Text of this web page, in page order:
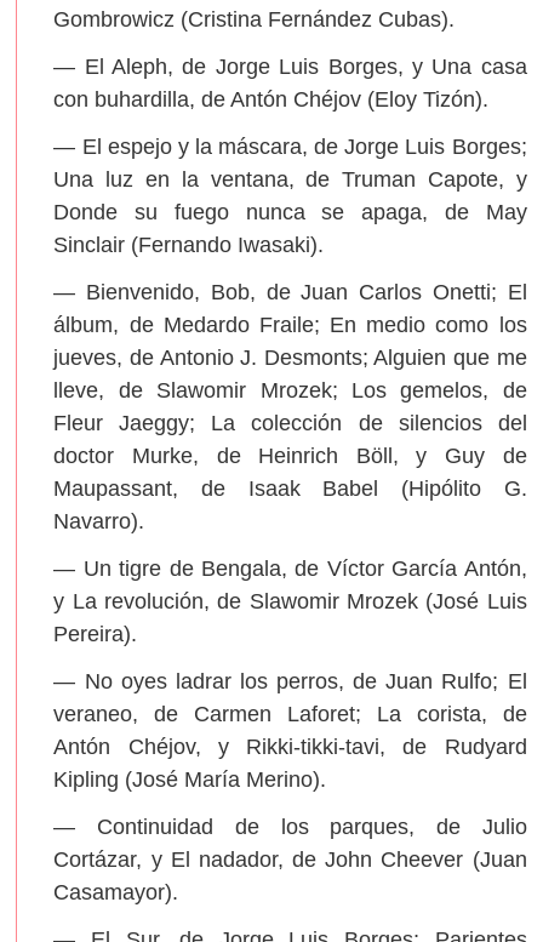
Gombrowicz (Cristina Fernández Cubas).
— El Aleph, de Jorge Luis Borges, y Una casa
con buhardilla, de Antón Chéjov (Eloy Tizón).
— El espejo y la máscara, de Jorge Luis Borges;
Una luz en la ventana, de Truman Capote, y
Donde su fuego nunca se apaga, de May
Sinclair (Fernando Iwasaki).
— Bienvenido, Bob, de Juan Carlos Onetti; El
álbum, de Medardo Fraile; En medio como los
jueves, de Antonio J. Desmonts; Alguien que me
lleve, de Slawomir Mrozek; Los gemelos, de
Fleur Jaeggy; La colección de silencios del
doctor Murke, de Heinrich Böll, y Guy de
Maupassant, de Isaak Babel (Hipólito G.
Navarro).
— Un tigre de Bengala, de Víctor García Antón,
y La revolución, de Slawomir Mrozek (José Luis
Pereira).
— No oyes ladrar los perros, de Juan Rulfo; El
veraneo, de Carmen Laforet; La corista, de
Antón Chéjov, y Rikki-tikki-tavi, de Rudyard
Kipling (José María Merino).
— Continuidad de los parques, de Julio
Cortázar, y El nadador, de John Cheever (Juan
Casamayor).